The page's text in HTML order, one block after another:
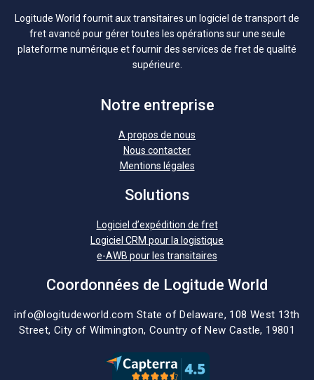
Logitude World fournit aux transitaires un logiciel de transport de
fret avancé pour gérer toutes les opérations sur une seule
plateforme numérique et fournir des services de fret de qualité
supérieure.
Notre entreprise
A propos de nous
Nous contacter
Mentions légales
Solutions
Logiciel d’expédition de fret
Logiciel CRM pour la logistique
e-AWB pour les transitaires
Coordonnées de Logitude World
info@logitudeworld.com State of Delaware, 108 West 13th
Street, City of Wilmington, Country of New Castle, 19801